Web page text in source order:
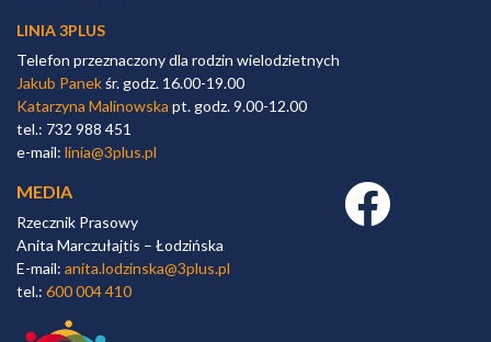
LINIA 3PLUS
Telefon przeznaczony dla rodzin wielodzietnych
Jakub Panekśr. godz. 16.00-19.00
Katarzyna Malinowska pt. godz. 9.00-12.00
tel.: 732 988 451
e-mail: linia@3plus.pl
MEDIA
Rzecznik Prasowy
Anita Marczułajtis – Łodzińska
E-mail: anita.lodzinska@3plus.pl
tel.: 600 004 410
Facebook link